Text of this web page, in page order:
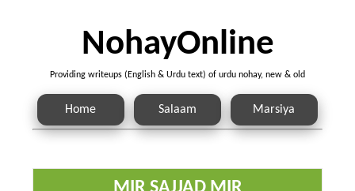
NohayOnline
Providing writeups (English & Urdu text) of urdu nohay, new & old
Home Salaam Marsiya